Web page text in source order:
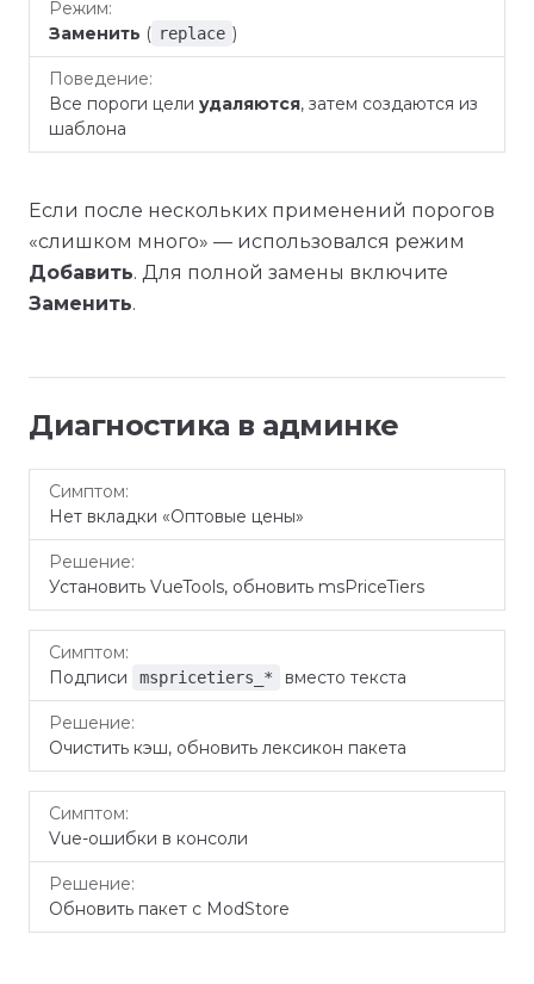
Заменить ( replace )
Все пороги цели удаляются, затем создаются из
шаблона
Если после нескольких применений порогов
«слишком много» — использовался режим
Добавить. Для полной замены включите
Заменить.
Диагностика в админке
Симптом
Нет вкладки «Оптовые цены»
Установить VueTools, обновить msPriceTiers
Подписи mspricetiers_* вместо текста
Очистить кэш, обновить лексикон пакета
Vue-ошибки в консоли
Обновить пакет с ModStore